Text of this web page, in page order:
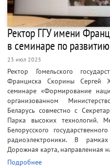
Ректор ГГУ имени
в семинаре по
23 июл 2025
Ректор Гомельского
Франциска Скорины Сергей
семинаре «Формирование
организованном
Беларусь совместно с
Парка высоких технологий.
Белорусского
радиоэлектроники. В
Дорожная карта, направленная
Подробнее